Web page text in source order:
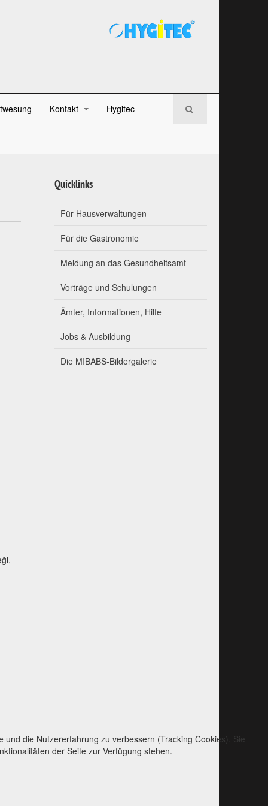
Kontakt Hygitec
,
Quicklinks
Für Hausverwaltungen
Für die Gastronomie
Meldung an das Gesundheitsamt
Vorträge und Schulungen
Ämter, Informationen, Hilfe
Jobs & Ausbildung
Die MIBABS-Bildergalerie
die Nutzererfahrung zu verbessern (Tracking Cookies). Sie
der Seite zur Verfügung stehen.